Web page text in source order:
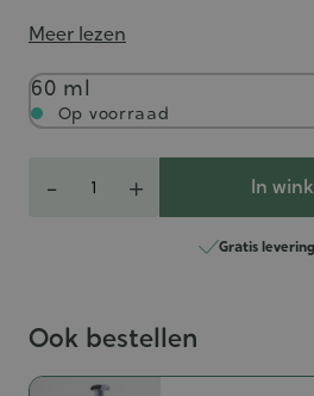
Meer lezen
Inhoud
60 ml
Op voorraad
- + In
Gratis levering
Ook bestellen